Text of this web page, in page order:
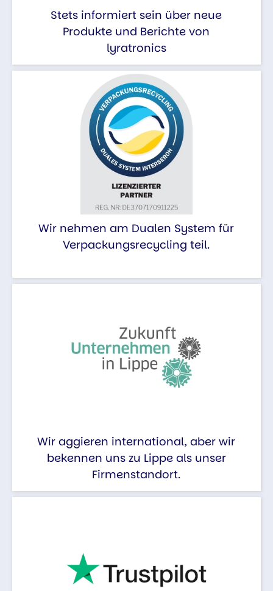
Stets informiert sein über neue
Produkte und Berichte von
lyratronics
Wir nehmen am Dualen System für
Verpackungsrecycling teil.
Wir aggieren international, aber wir
bekennen uns zu Lippe als unser
Firmenstandort.